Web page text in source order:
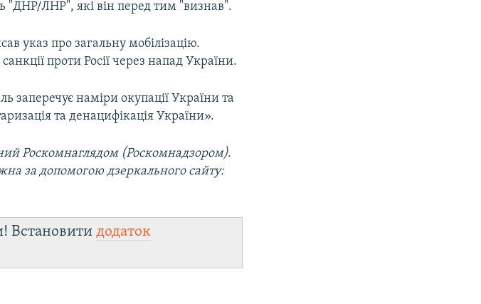
"ДНР/ЛНР", які він перед тим "визнав".
указ про загальну мобілізацію.
проти Росії через напад України.
наміри окупації України та
та денацифікація України».
Роскомнаглядом (Роскомнадзором).
за допомогою дзеркального сайту​:
Встановитидодаток